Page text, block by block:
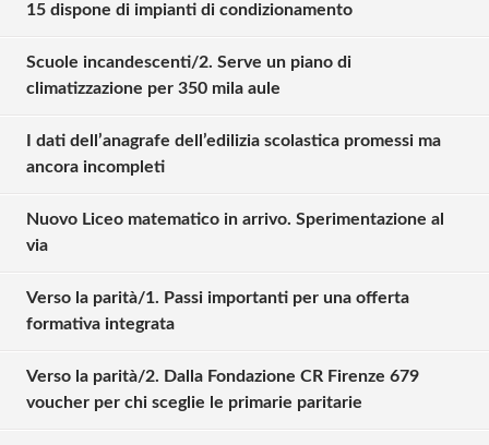
15 dispone di impianti di condizionamento
Scuole incandescenti/2. Serve un piano di
climatizzazione per 350 mila aule
I dati dell’anagrafe dell’edilizia scolastica promessi ma
ancora incompleti
Nuovo Liceo matematico in arrivo. Sperimentazione al
via
Verso la parità/1. Passi importanti per una offerta
formativa integrata
Verso la parità/2. Dalla Fondazione CR Firenze 679
voucher per chi sceglie le primarie paritarie